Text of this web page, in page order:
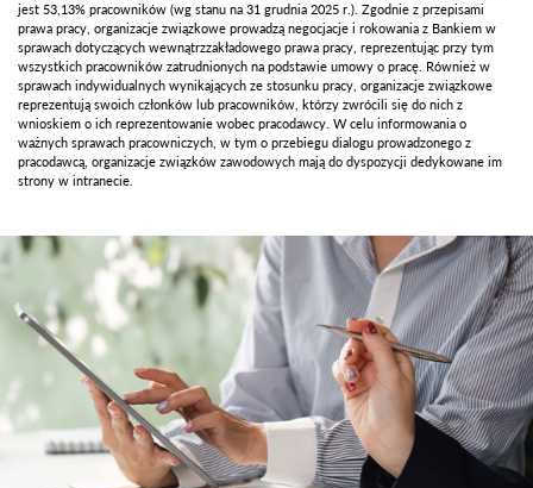
jest 53,13% pracowników (wg stanu na 31 grudnia 2025 r.). Zgodnie z przepisami
prawa pracy, organizacje związkowe prowadzą negocjacje i rokowania z Bankiem w
sprawach dotyczących wewnątrzzakładowego prawa pracy, reprezentując przy tym
wszystkich pracowników zatrudnionych na podstawie umowy o pracę. Również w
sprawach indywidualnych wynikających ze stosunku pracy, organizacje związkowe
reprezentują swoich członków lub pracowników, którzy zwrócili się do nich z
wnioskiem o ich reprezentowanie wobec pracodawcy. W celu informowania o
ważnych sprawach pracowniczych, w tym o przebiegu dialogu prowadzonego z
pracodawcą, organizacje związków zawodowych mają do dyspozycji dedykowane im
strony w intranecie.